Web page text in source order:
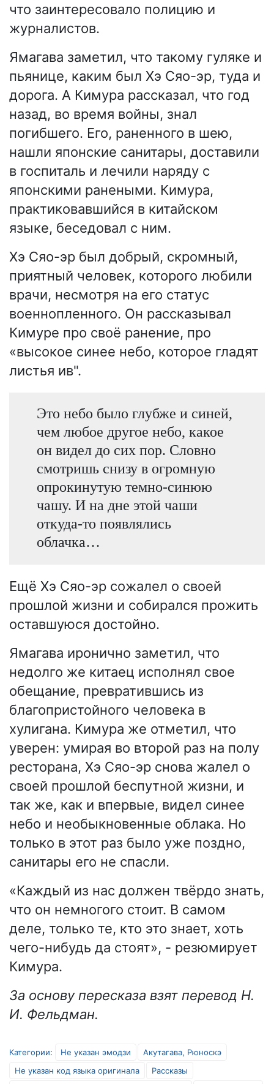
что заинтересовало полицию и
журналистов.
Ямагава заметил, что такому гуляке и
пьянице, каким был Хэ Сяо-эр, туда и
дорога. А Кимура рассказал, что год
назад, во время войны, знал
погибшего. Его, раненного в шею,
нашли японские санитары, доставили
в госпиталь и лечили наряду с
японскими ранеными. Кимура,
практиковавшийся в китайском
языке, беседовал с ним.
Хэ Сяо-эр был добрый, скромный,
приятный человек, которого любили
врачи, несмотря на его статус
военнопленного. Он рассказывал
Кимуре про своё ранение, про
«высокое синее небо, которое гладят
листья ив".
Это небо было глубже и синей,
чем любое другое небо, какое
он видел до сих пор. Словно
смотришь снизу в огромную
опрокинутую темно-синюю
чашу. И на дне этой чаши
откуда-то появлялись
облачка…
Ещё Хэ Сяо-эр сожалел о своей
прошлой жизни и собирался прожить
оставшуюся достойно.
Ямагава иронично заметил, что
недолго же китаец исполнял свое
обещание, превратившись из
благопристойного человека в
хулигана. Кимура же отметил, что
уверен: умирая во второй раз на полу
ресторана, Хэ Сяо-эр снова жалел о
своей прошлой беспутной жизни, и
так же, как и впервые, видел синее
небо и необыкновенные облака. Но
только в этот раз было уже поздно,
санитары его не спасли.
«Каждый из нас должен твёрдо знать,
что он немногого стоит. В самом
деле, только те, кто это знает, хоть
чего-нибудь да стоят», - резюмирует
Кимура.
За основу пересказа взят перевод Н.
И. Фельдман.
Категории: Не указан эмодзи
Акутагава, Рюноскэ
Не указан код языка оригинала
Рассказы